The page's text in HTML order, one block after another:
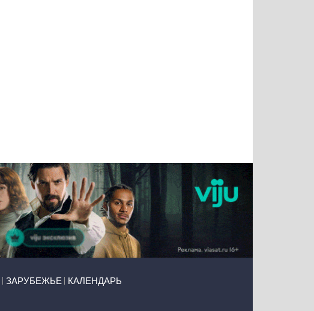
ЗАРУБЕЖЬЕ КАЛЕНДАРЬ